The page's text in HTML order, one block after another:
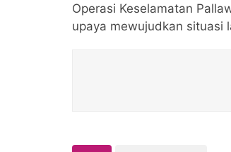
Operasi Keselamatan
upaya mewujudkan situasi